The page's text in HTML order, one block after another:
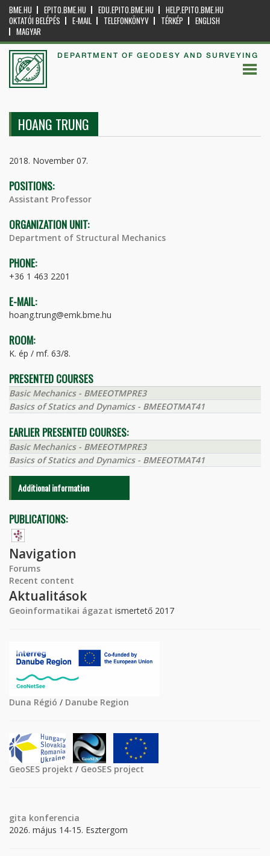
BME.HU EPITO.BME.HU EDU.EPITO.BME.HU
HELP.EPITO.BME.HU
OKTATÓI BELÉPÉS
E-MAIL TELEFONKÖNYV TÉRKÉP
ENGLISH
MAGYAR
DEPARTMENT OF GEODESY AND SURVEYING
HOANG TRUNG
2018. November 07.
POSITIONS:
Assistant Professor
ORGANIZATION UNIT:
Department of Structural Mechanics
PHONE:
+36 1 463 2201
E-MAIL:
hoang.trung@emk.bme.hu
ROOM:
K. ép / mf. 63/8.
PRESENTED COURSES
Basic Mechanics - BMEEOTMPRE3
Basics of Statics and Dynamics - BMEEOTMAT41
EARLIER PRESENTED COURSES:
Basic Mechanics - BMEEOTMPRE3
Basics of Statics and Dynamics - BMEEOTMAT41
Additional information
PUBLICATIONS:
Navigation
Forums
Recent content
Aktualitások
Geoinformatikai ágazat ismertető 2017
Duna Régió / Danube Region
GeoSES projekt / GeoSES project
gita konferencia
2026. május 14-15. Esztergom